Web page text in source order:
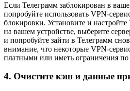
Если Телеграмм заблокирован в
попробуйте использовать VPN-
блокировки. Установите и
на вашем устройстве, выберите
и попробуйте зайти в Телеграмм
внимание, что некоторые VPN-
платными или иметь ограничения
4. Очистите кэш и данные